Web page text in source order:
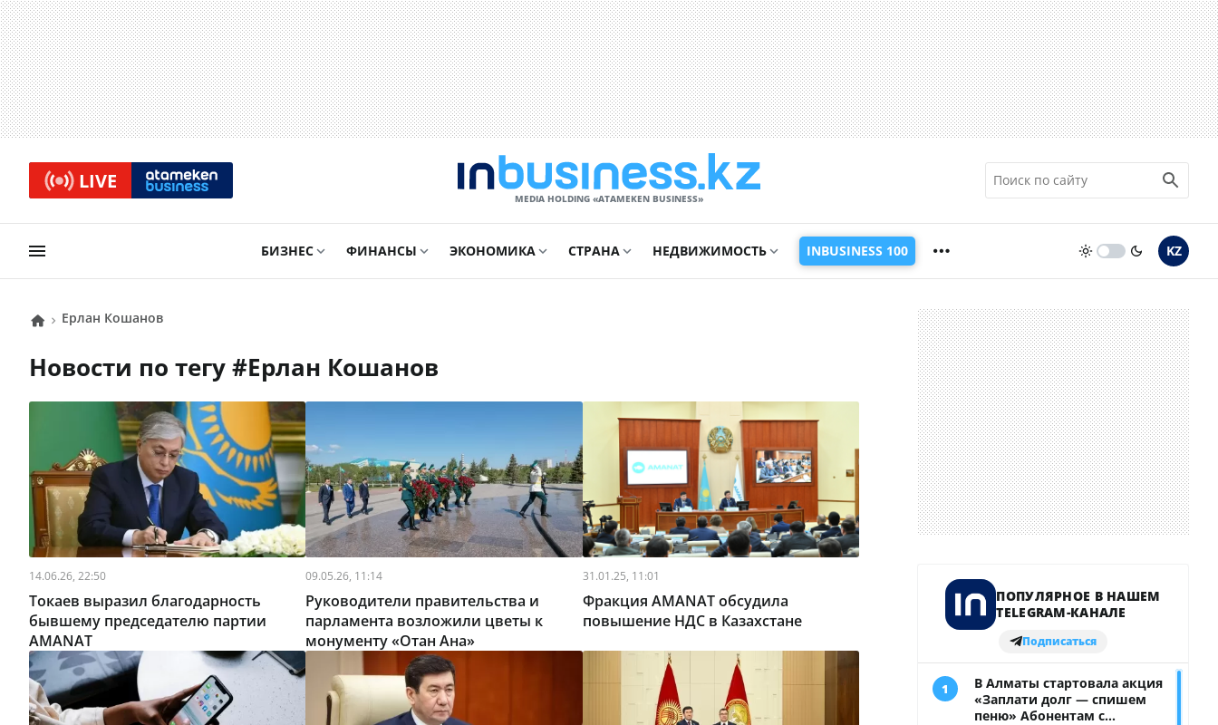
LIVE
MEDIA HOLDING «ATAMEKЕN BUSINESS»
БИЗНЕС ФИНАНСЫ ЭКОНОМИКА СТРАНА НЕДВИЖИМОСТЬ INBUSINESS 100 KZ
Ерлан Кошанов
Новости по тегу # Ерлан Кошанов
14.06.26, 22:50
Токаев выразил благодарность
бывшему председателю партии
AMANAT
09.05.26, 11:14
Руководители правительства и
парламента возложили цветы к
монументу «Отан Ана»
31.01.25, 11:01
Фракция AMANAT обсудила
повышение НДС в Казахстане